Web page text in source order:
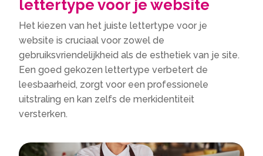
lettertype voor je website
Het kiezen van het juiste lettertype voor je
website is cruciaal voor zowel de
gebruiksvriendelijkheid als de esthetiek van je site.​
Een goed gekozen lettertype verbetert de
leesbaarheid, zorgt voor een professionele
uitstraling en kan zelfs de merkidentiteit
versterken.​